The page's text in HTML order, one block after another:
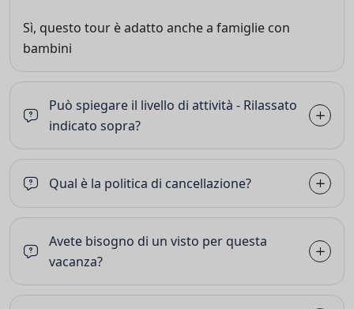
Sì, questo tour è adatto anche a famiglie con
bambini
Può spiegare il livello di attività - Rilassato
indicato sopra?
Qual è la politica di cancellazione?
Avete bisogno di un visto per questa
vacanza?